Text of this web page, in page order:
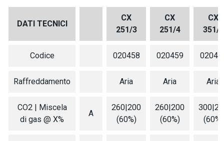
DATI TECNICI
CX
251/3
CX
251/4
CX
351/4
Codice 020458 020459
Raffreddamento Aria Aria Aria
CO2 | Miscela
di gas @ X%
A
260|200
(60%)
260|200
(60%)
(60%)